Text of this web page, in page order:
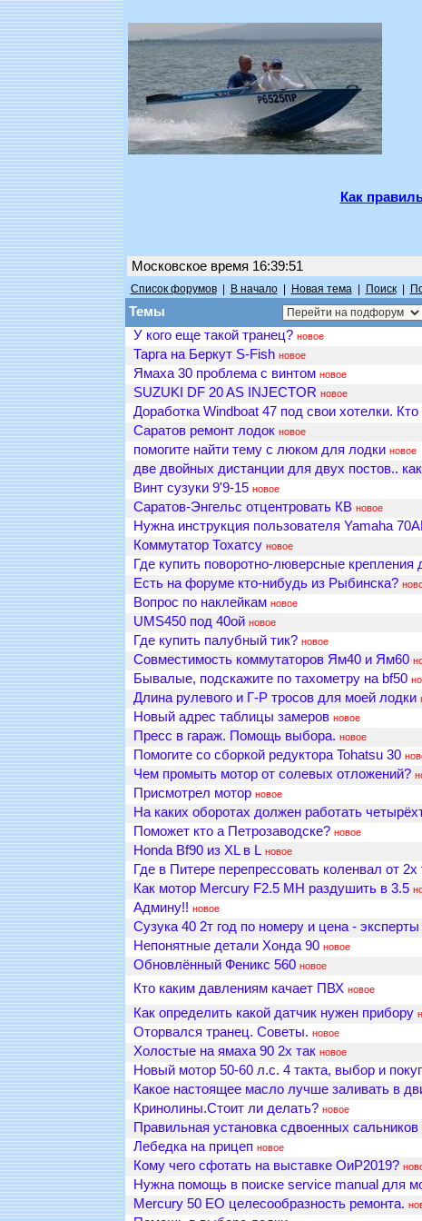
Как
Московское время 16:39:51
Список форумов| В начало| Новая тема| Поиск|
Темы
У кого еще такой транец? новое
Тарга на Беркут S-Fish новое
Ямаха 30 проблема с винтом новое
SUZUKI DF 20 AS INJECTOR новое
Доработка Windboat 47 под свои хотелки.
Саратов ремонт лодок новое
помогите найти тему с люком для лодки новое
две двойных дистанции для двух постов..
Винт сузуки 9'9-15 новое
Саратов-Энгельс отцентровать КВ новое
Нужна инструкция пользователя Yamaha
Коммутатор Тохатсу новое
Где купить поворотно-люверсные крепления
Есть на форуме кто-нибудь из Рыбинска?
Вопрос по наклейкам новое
UMS450 под 40ой новое
Где купить палубный тик? новое
Совместимость коммутаторов Ям40 и Ям60
Бывалые, подскажите по тахометру на bf50
Длина рулевого и Г-Р тросов для моей лодки
Новый адрес таблицы замеров новое
Пресс в гараж. Помощь выбора. новое
Помогите со сборкой редуктора Tohatsu 30
Чем промыть мотор от солевых отложений?
Присмотрел мотор новое
На каких оборотах должен работать
Поможет кто а Петрозаводске? новое
Honda Bf90 из XL в L новое
Где в Питере перепрессовать коленвал от
Как мотор Mercury F2.5 MH раздушить в 3.5
Админу!! новое
Сузука 40 2т год по номеру и цена - эксперты
Непонятные детали Хонда 90 новое
Обновлённый Феникс 560 новое
Кто каким давлениям качает ПВХ новое
Как определить какой датчик нужен прибору
Оторвался транец. Советы. новое
Холостые на ямаха 90 2х так новое
Новый мотор 50-60 л.с. 4 такта, выбор и
Какое настоящее масло лучше заливать в
Кринолины.Стоит ли делать? новое
Правильная установка сдвоенных сальников
Лебедка на прицеп новое
Кому чего сфотать на выставке ОиР2019?
Нужна помощь в поиске service manual для
Mercury 50 EO целесообразность ремонта.